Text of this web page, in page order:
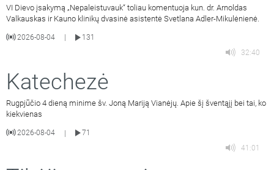
VI Dievo įsakymą „Nepaleistuvauk“ toliau komentuoja kun. dr. Arnoldas
Valkauskas ir Kauno klinikų dvasinė asistentė Svetlana Adler-Mikulėnienė.
2026-08-04
131
32:40
Katechezė
Rugpjūčio 4 dieną minime šv. Joną Mariją Vianėjų. Apie šį šventąjį bei tai, ko
kiekvienas
2026-08-04 |
71
41:01